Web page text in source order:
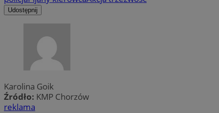
Udostępnij
Karolina Goik
Źródło: KMP Chorzów
reklama